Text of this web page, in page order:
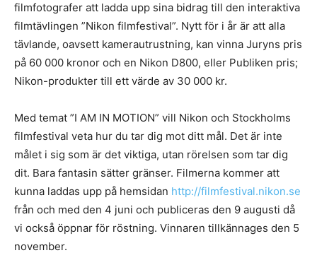
filmfotografer att ladda upp sina bidrag till den interaktiva
filmtävlingen ”Nikon filmfestival”. Nytt för i år är att alla
tävlande, oavsett kamerautrustning, kan vinna Juryns pris
på 60 000 kronor och en Nikon D800, eller Publiken pris;
Nikon-produkter till ett värde av 30 000 kr.
Med temat ”I AM IN MOTION” vill Nikon och Stockholms
filmfestival veta hur du tar dig mot ditt mål. Det är inte
målet i sig som är det viktiga, utan rörelsen som tar dig
dit. Bara fantasin sätter gränser. Filmerna kommer att
kunna laddas upp på hemsidan http://filmfestival.nikon.se
från och med den 4 juni och publiceras den 9 augusti då
vi också öppnar för röstning. Vinnaren tillkännages den 5
november.